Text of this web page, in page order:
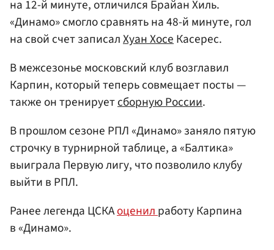
на 12-й минуте, отличился Брайан Хиль.
«Динамо» смогло сравнять на 48-й минуте, гол
на свой счет записалХуан Хосе Касерес.
В межсезонье московский клуб возглавил
Карпин, который теперь совмещает посты —
также он тренируетсборную России.
В прошлом сезоне РПЛ «Динамо» заняло пятую
строчку в турнирной таблице, а «Балтика»
выиграла Первую лигу, что позволило клубу
выйти в РПЛ.
Ранее легенда ЦСКАоценилработу Карпина
в «Динамо».